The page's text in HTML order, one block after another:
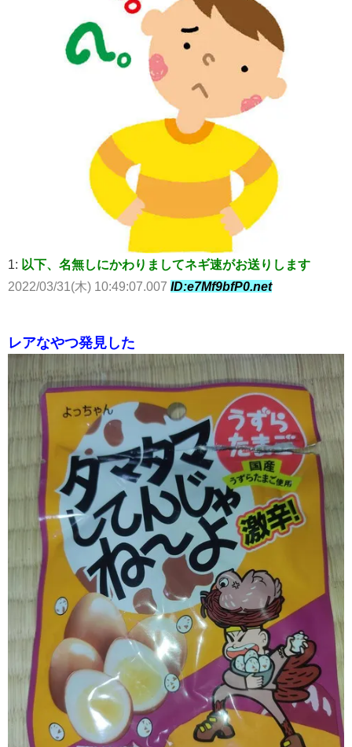
1: 以下、名無しにかわりましてネギ速がお送りします
2022/03/31(木) 10:49:07.007 ID:e7Mf9bfP0.net
レアなやつ発見した